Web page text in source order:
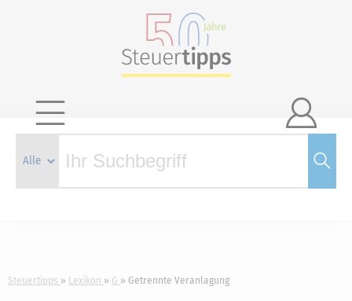

Steuertipps Lexikon G Getrennte Veranlagung